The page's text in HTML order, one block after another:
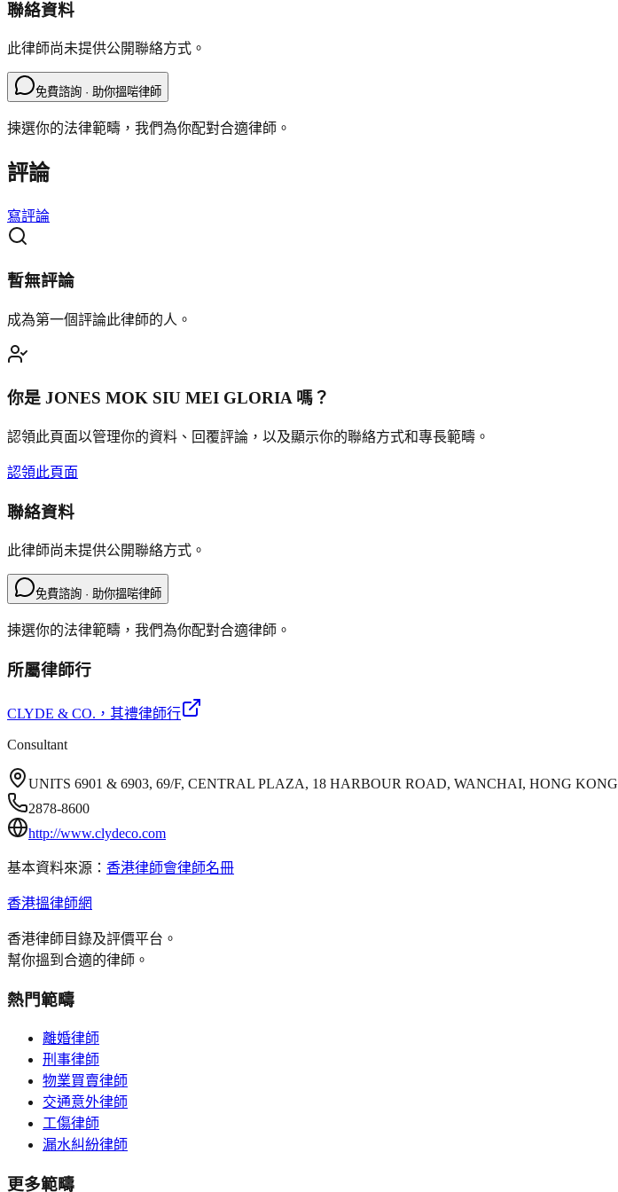
聯絡資料
此律師尚未提供公開聯絡方式。
免費諮詢 · 助你搵啱律師
揀選你的法律範疇，我們為你配對合適律師。
評論
寫評論
暫無評論
成為第一個評論此律師的人。
你是 JONES MOK SIU MEI GLORIA嗎？
認領此頁面以管理你的資料、回覆評論，以及顯示你的聯絡方式和專長範疇。
認領此頁面
聯絡資料
此律師尚未提供公開聯絡方式。
免費諮詢 · 助你搵啱律師
揀選你的法律範疇，我們為你配對合適律師。
所屬律師行
CLYDE & CO. ，其禮律師行
Consultant
UNITS 6901 & 6903, 69/F, CENTRAL PLAZA, 18 HARBOUR ROAD, WANCHAI, HONG KONG
2878-8600
http://www.clydeco.com
基本資料來源： 香港律師會律師名冊
香港搵律師網
香港律師目錄及評價平台。
幫你搵到合適的律師。
熱門範疇
離婚律師
刑事律師
物業買賣律師
交通意外律師
工傷律師
漏水糾紛律師
更多範疇